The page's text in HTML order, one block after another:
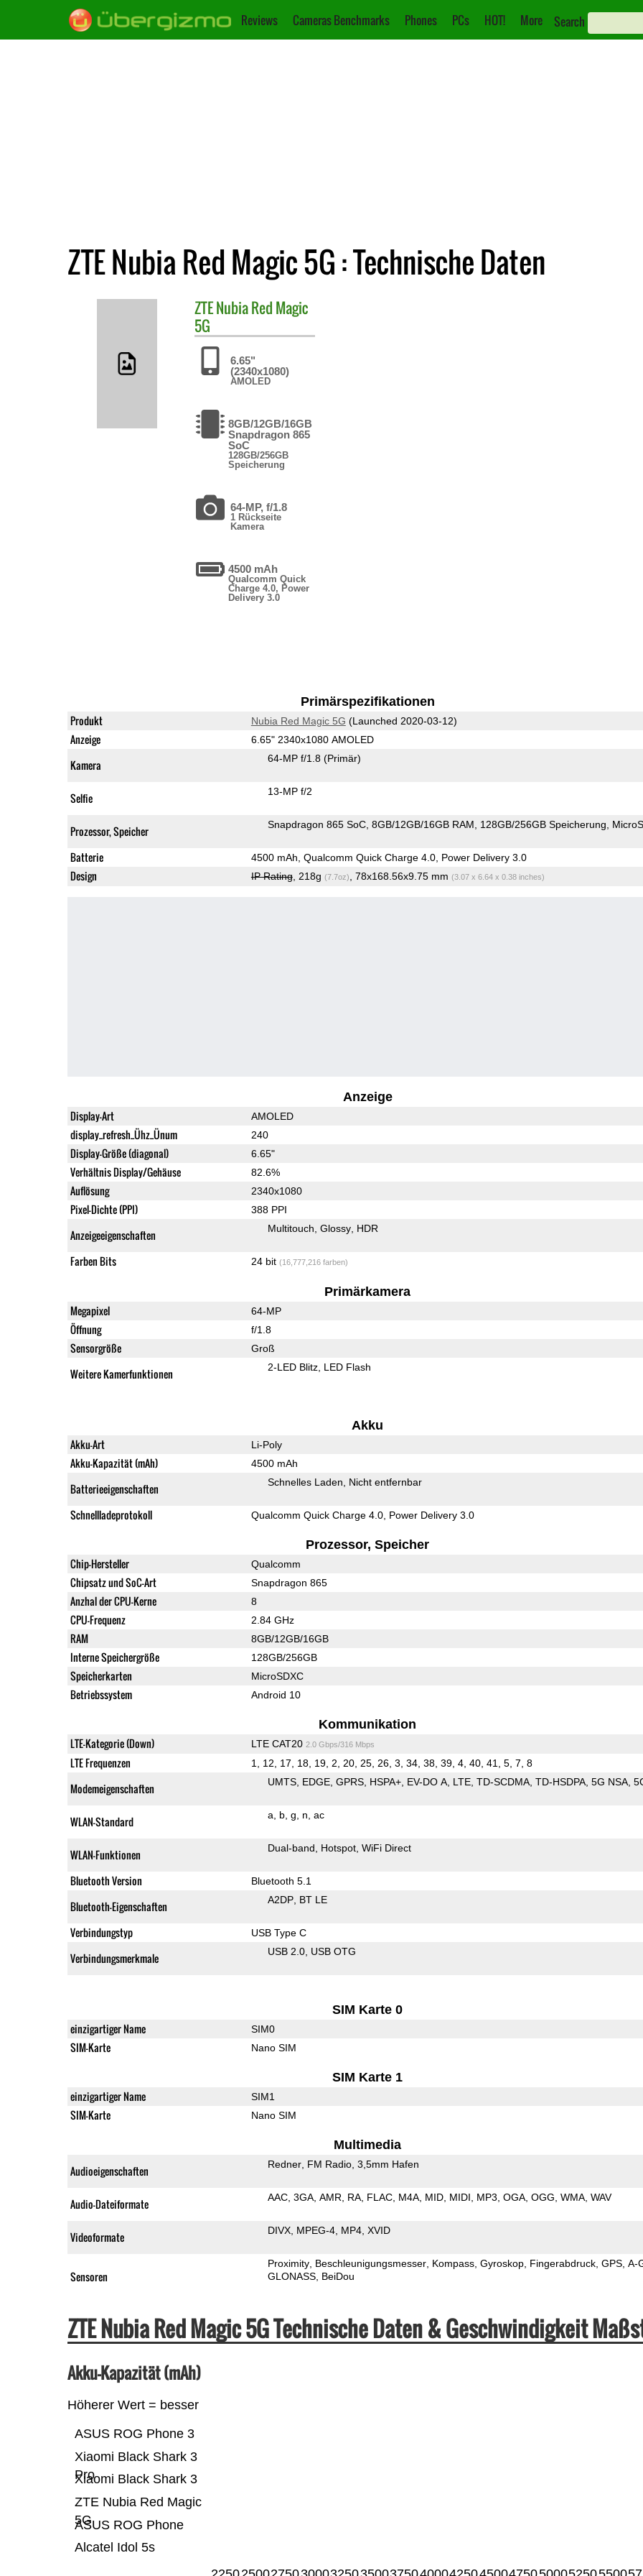
Reviews Cameras Benchmarks Phones PCs HOT! More Search
ZTE Nubia Red Magic 5G : Technische Daten
ZTENubia Red Magic
5G
6.65"
(2340x1080)
AMOLED
8GB/12GB/16GB
Snapdragon 865
SoC
128GB/256GB
Speicherung
64-MP, f/1.8
1 Rückseite
Kamera
4500 mAh
Qualcomm Quick
Charge 4.0, Power
Delivery 3.0
Primärspezifikationen
Produkt Nubia Red Magic 5G (Launched 2020-03-12)
Anzeige 6.65" 2340x1080 AMOLED
Kamera 64-MP f/1.8 (Primär)
Selfie 13-MP f/2
Prozessor, Speicher Snapdragon 865 SoC 8GB/12GB/16GB RAM 128GB/256GB Speicherung
Batterie 4500 mAh, Qualcomm Quick Charge 4.0, Power Delivery 3.0
Design IP Rating, 218g (7.7oz) , 78x168.56x9.75 mm (3.07 x 6.64 x 0.38 inches)
Anzeige
Display-Art AMOLED
display_refresh_Ühz_Ünum 240
Display-Größe (diagonal) 6.65"
Verhältnis Display/Gehäuse 82.6%
Auflösung 2340x1080
Pixel-Dichte (PPI) 388 PPI
Anzeigeeigenschaften Multitouch Glossy HDR
Farben Bits 24 bit (16,777,216 farben)
Primärkamera
Megapixel 64-MP
Öffnung f/1.8
Sensorgröße Groß
Weitere Kamerfunktionen 2-LED Blitz LED Flash
Akku
Akku-Art Li-Poly
Akku-Kapazität (mAh) 4500 mAh
Batterieeigenschaften Schnelles Laden Nicht entfernbar
Schnellladeprotokoll Qualcomm Quick Charge 4.0, Power Delivery 3.0
Prozessor, Speicher
Chip-Hersteller Qualcomm
Chipsatz und SoC-Art Snapdragon 865
Anzhal der CPU-Kerne 8
CPU-Frequenz 2.84 GHz
RAM 8GB/12GB/16GB
Interne Speichergröße 128GB/256GB
Speicherkarten MicroSDXC
Betriebssystem Android 10
Kommunikation
LTE-Kategorie (Down) LTE CAT20 2.0 Gbps/316 Mbps
LTE Frequenzen 1, 12, 17, 18, 19, 2, 20, 25, 26, 3, 34, 38, 39, 4, 40, 41, 5, 7, 8
Modemeigenschaften UMTS EDGE GPRS HSPA+ EV-DO A LTE TD-SCDMA TD-HSDPA 5G NSA
WLAN-Standard a b g n ac
WLAN-Funktionen Dual-band Hotspot WiFi Direct
Bluetooth Version Bluetooth 5.1
Bluetooth-Eigenschaften A2DP BT LE
Verbindungstyp USB Type C
Verbindungsmerkmale USB 2.0 USB OTG
SIM Karte 0
einzigartiger Name SIM0
SIM-Karte Nano SIM
SIM Karte 1
einzigartiger Name SIM1
SIM-Karte Nano SIM
Multimedia
Audioeigenschaften Redner FM Radio 3,5mm Hafen
Audio-Dateiformate AAC 3GA AMR RA FLAC M4A MID MIDI MP3 OGA OGG WMA WAV
Videoformate DIVX MPEG-4 MP4 XVID
Sensoren
Proximity Beschleunigungsmesser Kompass Gyroskop Fingerabdruck GPS A-
GLONASS BeiDou
ZTE Nubia Red Magic 5G Technische Daten & Geschwindigkeit
Akku-Kapazität (mAh)
Höherer Wert = besser
Alcatel Idol 5s
ASUS ROG Phone
ZTE Nubia Red Magic
5G
Xiaomi Black Shark 3
Xiaomi Black Shark 3
Pro
ASUS ROG Phone 3